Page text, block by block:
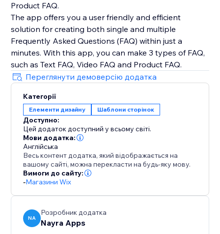
Product FAQ.
The app offers you a user friendly and efficient
solution for creating both single and multiple
Frequently Asked Questions (FAQ) within just a
minutes. With this app, you can make 3 types of FAQ,
such as Text FAQ, Video FAQ and Product FAQ.
Переглянути демоверсію додатка
Категорії
Елементи дизайну Шаблони сторінок
Доступно:
Цей додаток доступний у всьому світі.
Мови додатка:
Англійська
Весь контент додатка, який відображається на
вашому сайті, можна перекласти на будь-яку мову.
Вимоги до сайту:
-Магазини Wix
NA
Розробник додатка
Nayra Apps